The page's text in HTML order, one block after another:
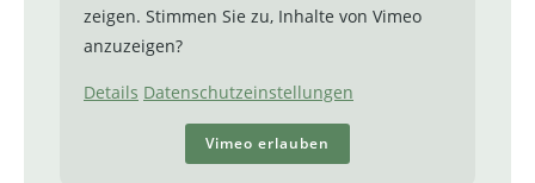
zeigen. Stimmen Sie zu, Inhalte von Vimeo
anzuzeigen?
Details Datenschutzeinstellungen
Vimeo erlauben